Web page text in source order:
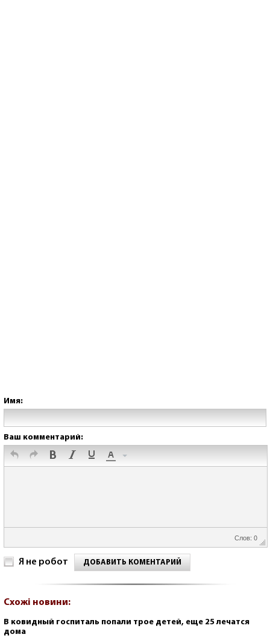
Имя:
Ваш комментарий:
Слов: 0
Я не робот ДОБАВИТЬ КОМЕНТАРИЙ
Схожі новини:
В ковидный госпиталь попали трое детей, еще 25 лечатся
дома